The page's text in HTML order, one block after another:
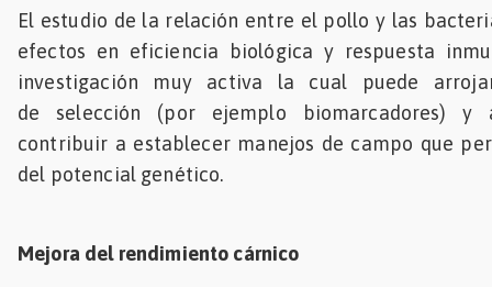
El estudio de la relación entre el pollo y las
efectos en eficiencia biológica y respuesta
investigación muy activa la cual puede
de selección (por ejemplo biomarcadores)
contribuir a establecer manejos de campo que
del potencial genético.
Mejora del rendimiento cárnico